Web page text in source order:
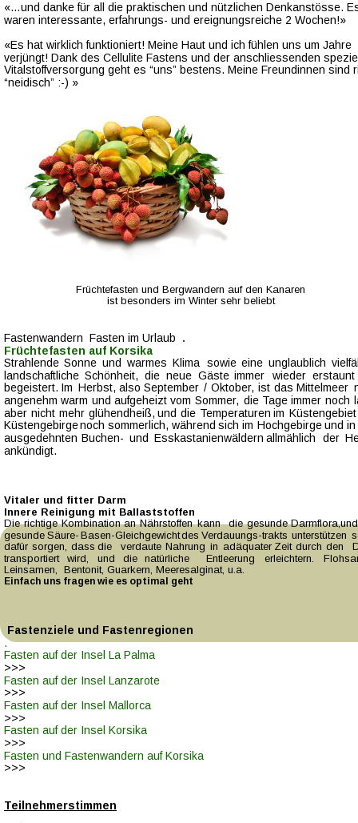
«…und danke für all die praktischen und nützlichen Denkanstösse.
waren interessante, erfahrungs- und ereignungsreiche 2 Wochen!»
«Es hat wirklich funktioniert! Meine Haut und ich fühlen uns um Jahre
verjüngt! Dank des Cellulite Fastens und der anschliessenden
Vitalstoffversorgung geht es “uns” bestens. Meine Freundinnen sind
“neidisch” :-) »
Früchtefasten und Bergwandern auf den Kanaren
ist besonders im Winter sehr beliebt
Fastenwandern  Fasten im Urlaub .
Früchtefasten auf Korsika
Strahlende Sonne und warmes Klima sowie eine unglaublich
landschaftliche Schönheit, die neue Gäste immer wieder
begeistert. Im Herbst, also September / Oktober, ist das Mittelmeer
angenehm warm und aufgeheizt vom Sommer, die Tage immer noch
aber nicht mehr glühendheiß, und die Temperaturen im
Küstengebirge noch sommerlich, während sich im Hochgebirge und
ausgedehnten Buchen- und Esskastanienwäldern allmählich der
ankündigt.
Vitaler und fitter Darm
Innere Reinigung mit Ballaststoffen
Die richtige Kombination an Nährstoffen kann die gesunde
gesunde Säure- Basen-Gleichgewicht des Verdauungs-trakts unterstützen
dafür sorgen, dass die verdaute Nahrung in adäquater Zeit durch den
transportiert wird, und die natürliche Entleerung erleichtern.
Leinsamen,  Bentonit, Guarkern, Meeresalginat, u.a.
Einfach uns fragen wie es optimal geht
Fastenziele und Fastenregionen
.
Fasten auf der Insel La Palma
>>>
Fasten auf der Insel Lanzarote
>>>
Fasten auf der Insel Mallorca
>>>
Fasten auf der Insel Korsika
>>>
Fasten und Fastenwandern auf Korsika
>>>
Teilnehmerstimmen